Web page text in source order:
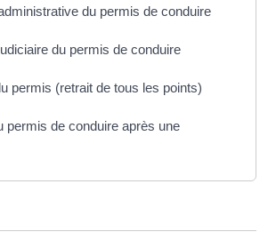
du permis de conduire
du permis de conduire
permis (retrait de tous les points)
permis de conduire après une